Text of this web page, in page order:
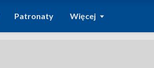
Patronaty Więcej